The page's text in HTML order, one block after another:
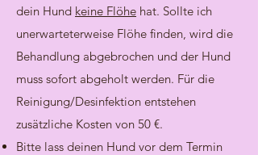
dein Hund keine Flöhe hat. Sollte ich
unerwarteterweise Flöhe finden, wird die
Behandlung abgebrochen und der Hund
muss sofort abgeholt werden. Für die
Reinigung/Desinfektion entstehen
zusätzliche Kosten von 50 €.
Bitte lass deinen Hund vor dem Termin